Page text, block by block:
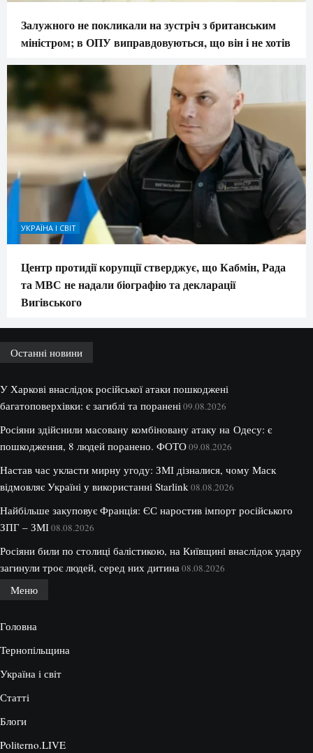
Залужного не покликали на зустріч з британським
міністром; в ОПУ виправдовуються, що він і не хотів
УКРАЇНА І СВІТ
Центр протидії корупції стверджує, що Кабмін, Рада
та МВС не надали біографію та декларації
Вигівського
Останні новини
У Харкові внаслідок російської атаки пошкоджені
багатоповерхівки: є загиблі та поранені09.08.2026
Росіяни здійснили масовану комбіновану атаку на Одесу: є
пошкодження, 8 людей поранено. ФОТО09.08.2026
Настав час укласти мирну угоду: ЗМІ дізналися, чому Маск
відмовляє Україні у використанні Starlink08.08.2026
Найбільше закуповує Франція: ЄС наростив імпорт російського
ЗПГ – ЗМІ08.08.2026
Росіяни били по столиці балістикою, на Київщині внаслідок удару
загинули троє людей, серед них дитина08.08.2026
Меню
Головна
Тернопільщина
Україна і світ
Статті
Блоги
Politerno.LIVE